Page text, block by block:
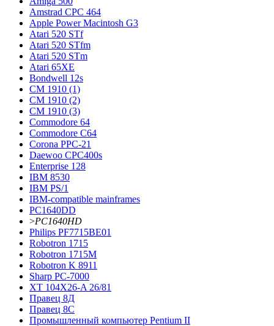
Amstrad CPC 464
Apple Power Macintosh G3
Atari 520 STf
Atari 520 STfm
Atari 520 STm
Atari 65XE
Bondwell 12s
CM 1910 (1)
CM 1910 (2)
CM 1910 (3)
Commodore 64
Commodore С64
Corona PPC-21
Daewoo CPC400s
Enterprise 128
IBM 8530
IBM PS/1
IBM-compatible mainframes
PC1640DD
>PC1640HD
Philips PF7715BE01
Robotron 1715
Robotron 1715М
Robotron K 8911
Sharp PC-7000
XT 104X26-A 26/81
Правец 8Д
Правец 8С
Промышленный компьютер Pentium II